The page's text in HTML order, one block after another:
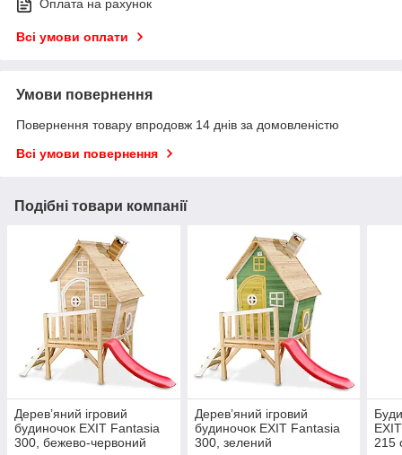
Оплата на рахунок
Всі умови оплати
Умови повернення
Повернення товару впродовж 14 днів за домовленістю
Всі умови повернення
Подібні товари компанії
Дерев’яний ігровий
будиночок EXIT Fantasia
300, бежево-червоний
Дерев’яний ігровий
будиночок EXIT Fantasia
300, зелений
215